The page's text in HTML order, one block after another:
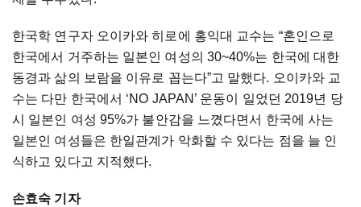
한국학 연구자 오이카와 히로에 홍익대 교수는 “혼인으로
한국에서 거주하는 일본인 여성의 30~40%는 한국에 대한
동경과 삶의 보람을 이유로 꼽는다”고 말했다. 오이카와 교
수는 다만 한국에서 ‘NO JAPAN’ 운동이 일었던 2019년 당
시 일본인 여성 95%가 불안감을 느꼈다면서 한국에 사는
일본인 여성들은 한일관계가 악화할 수 있다는 점을 늘 인
식하고 있다고 지적했다.
손효숙 기자